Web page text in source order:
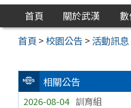
區
首頁 關於武漢
首頁 >校園公告 > 活動訊息
相關公告
2026-08-04 訓育組